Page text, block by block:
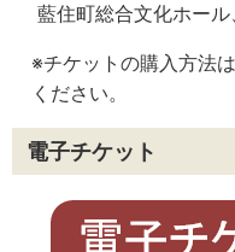
藍住町総合文化ホール
※チケットの購入方法は
ください。
電子チケット